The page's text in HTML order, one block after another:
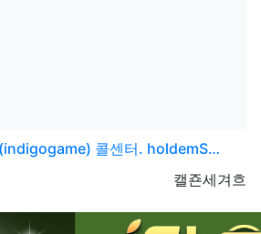
콜센터. holdemS…
등록자
캘죤세겨흐